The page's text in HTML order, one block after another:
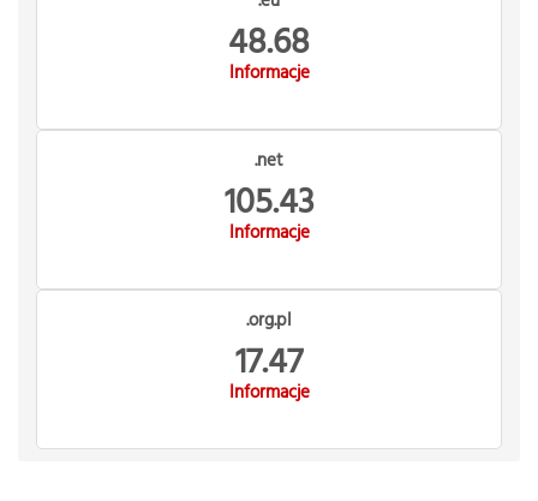
48.68
Informacje
.net
105.43
Informacje
.org.pl
17.47
Informacje